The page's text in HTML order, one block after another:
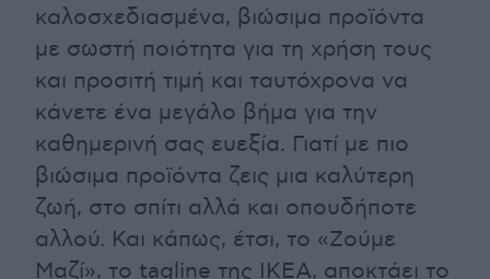
καλοσχεδιασμένα, βιώσιμα προϊόντα
με σωστή ποιότητα για τη χρήση τους
και προσιτή τιμή και ταυτόχρονα να
κάνετε ένα μεγάλο βήμα για την
καθημερινή σας ευεξία. Γιατί με πιο
βιώσιμα προϊόντα ζεις μια καλύτερη
ζωή, στο σπίτι αλλά και οπουδήποτε
αλλού. Και κάπως, έτσι, το «Ζούμε
Μαζί», το tagline της ΙΚΕΑ, αποκτάει το